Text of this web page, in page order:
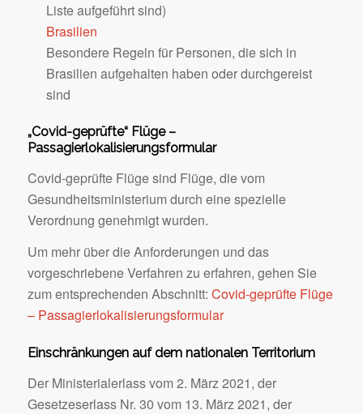
Liste aufgeführt sind)
Brasilien
Besondere Regeln für Personen, die sich in
Brasilien aufgehalten haben oder durchgereist
sind
„Covid-geprüfte“ Flüge –
Passagierlokalisierungsformular
Covid-geprüfte Flüge sind Flüge, die vom
Gesundheitsministerium durch eine spezielle
Verordnung genehmigt wurden.
Um mehr über die Anforderungen und das
vorgeschriebene Verfahren zu erfahren, gehen Sie
zum entsprechenden Abschnitt: Covid-geprüfte Flüge
– Passagierlokalisierungsformular
Einschränkungen auf dem nationalen Territorium
Der Ministerialerlass vom 2. März 2021, der
Gesetzeserlass Nr. 30 vom 13. März 2021, der